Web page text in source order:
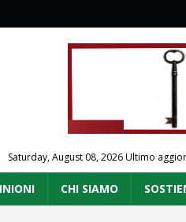
Saturday, August 08, 2026Ultimo
CHI SIAMO